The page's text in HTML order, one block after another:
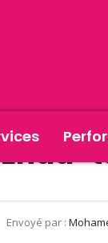
Envoyé par :